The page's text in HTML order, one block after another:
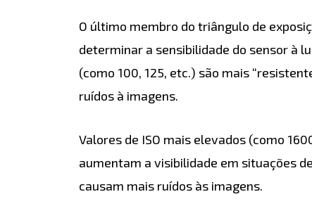
O último membro do triângulo de
determinar a sensibilidade do sensor à
(como 100, 125, etc.) são mais
ruídos à imagens.
Valores de ISO mais elevados (como
aumentam a visibilidade em situações
causam mais ruídos às imagens.